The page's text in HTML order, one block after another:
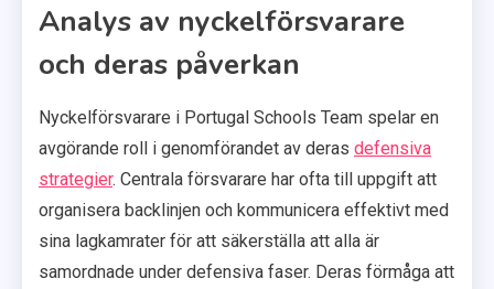
Analys av nyckelförsvarare
och deras påverkan
Nyckelförsvarare i Portugal Schools Team spelar en
avgörande roll i genomförandet av deras defensiva
strategier. Centrala försvarare har ofta till uppgift att
organisera backlinjen och kommunicera effektivt med
sina lagkamrater för att säkerställa att alla är
samordnade under defensiva faser. Deras förmåga att